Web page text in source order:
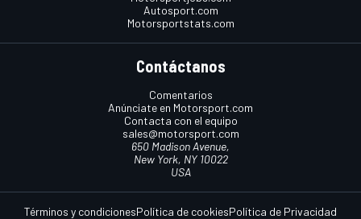
Autosport.com
Motorsportstats.com
Contáctanos
Comentarios
Anúnciate en Motorsport.com
Contacta con el equipo
sales@motorsport.com
650 Madison Avenue,
New York, NY 10022
USA
Términos y condicionesPolítica de cookiesPolítica de Privacidad